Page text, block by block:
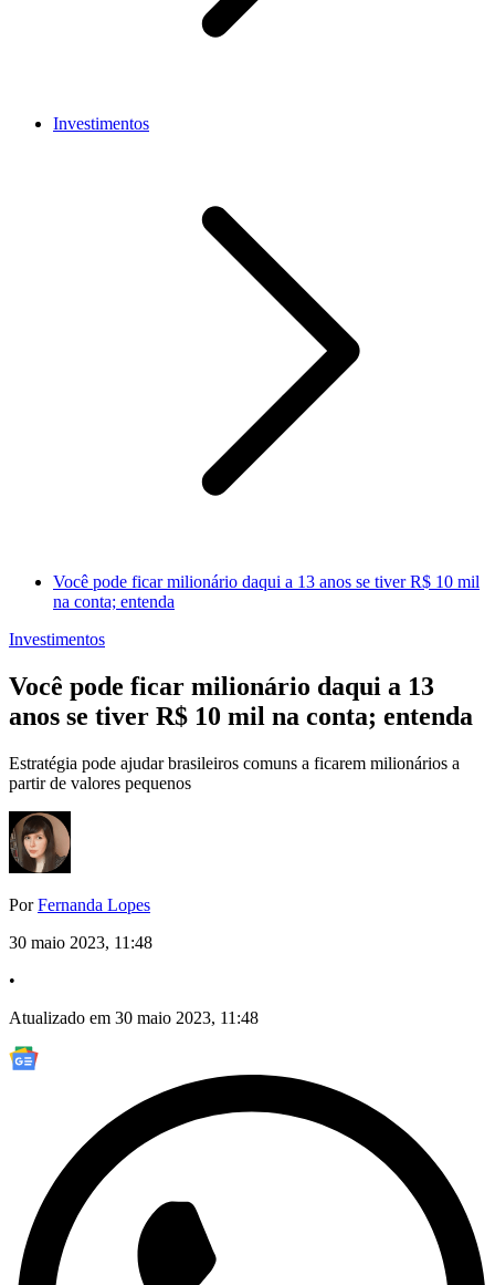
Investimentos
Você pode ficar milionário daqui a 13 anos se tiver R$ 10 mil
na conta; entenda
Investimentos
Você pode ficar milionário daqui a 13
anos se tiver R$ 10 mil na conta; entenda
Estratégia pode ajudar brasileiros comuns a ficarem milionários a
partir de valores pequenos
PorFernanda Lopes
30 maio 2023, 11:48
•
Atualizado em 30 maio 2023, 11:48